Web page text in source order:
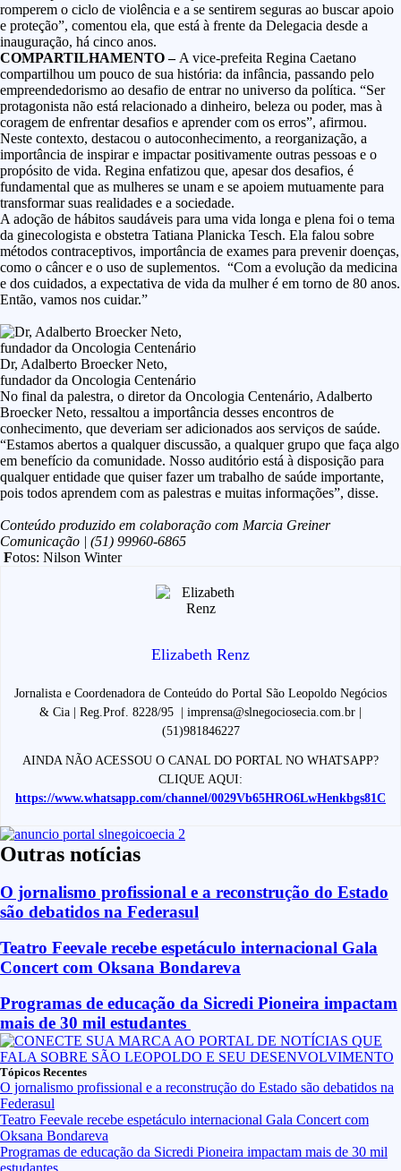
romperem o ciclo de violência e a se sentirem seguras ao buscar apoio
e proteção”, comentou ela, que está à frente da Delegacia desde a
inauguração, há cinco anos.
COMPARTILHAMENTO – A vice-prefeita Regina Caetano
compartilhou um pouco de sua história: da infância, passando pelo
empreendedorismo ao desafio de entrar no universo da política. “Ser
protagonista não está relacionado a dinheiro, beleza ou poder, mas à
coragem de enfrentar desafios e aprender com os erros”, afirmou.
Neste contexto, destacou o autoconhecimento, a reorganização, a
importância de inspirar e impactar positivamente outras pessoas e o
propósito de vida. Regina enfatizou que, apesar dos desafios, é
fundamental que as mulheres se unam e se apoiem mutuamente para
transformar suas realidades e a sociedade.
A adoção de hábitos saudáveis para uma vida longa e plena foi o tema
da ginecologista e obstetra Tatiana Planicka Tesch. Ela falou sobre
métodos contraceptivos, importância de exames para prevenir doenças,
como o câncer e o uso de suplementos. “Com a evolução da medicina
e dos cuidados, a expectativa de vida da mulher é em torno de 80 anos.
Então, vamos nos cuidar.”
Dr, Adalberto Broecker Neto,
fundador da Oncologia Centenário
No final da palestra, o diretor da Oncologia Centenário, Adalberto
Broecker Neto, ressaltou a importância desses encontros de
conhecimento, que deveriam ser adicionados aos serviços de saúde.
“Estamos abertos a qualquer discussão, a qualquer grupo que faça algo
em benefício da comunidade. Nosso auditório está à disposição para
qualquer entidade que quiser fazer um trabalho de saúde importante,
pois todos aprendem com as palestras e muitas informações”, disse.
Conteúdo produzido em colaboração com Marcia Greiner
Comunicação | (51) 99960-6865
Fotos: Nilson Winter
Elizabeth Renz
Jornalista e Coordenadora de Conteúdo do Portal São Leopoldo Negócios
& Cia | Reg.Prof. 8228/95 | imprensa@slnegociosecia.com.br |
(51)981846227
AINDA NÃO ACESSOU O CANAL DO PORTAL NO WHATSAPP?
CLIQUE AQUI:
https://www.whatsapp.com/channel/0029Vb65HRO6LwHenkbgs81C
Outras notícias
O jornalismo profissional e a reconstrução do Estado
são debatidos na Federasul
Teatro Feevale recebe espetáculo internacional Gala
Concert com Oksana Bondareva
Programas de educação da Sicredi Pioneira impactam
mais de 30 mil estudantes
Tópicos Recentes
O jornalismo profissional e a reconstrução do Estado são debatidos na
Federasul
Teatro Feevale recebe espetáculo internacional Gala Concert com
Oksana Bondareva
Programas de educação da Sicredi Pioneira impactam mais de 30 mil
estudantes